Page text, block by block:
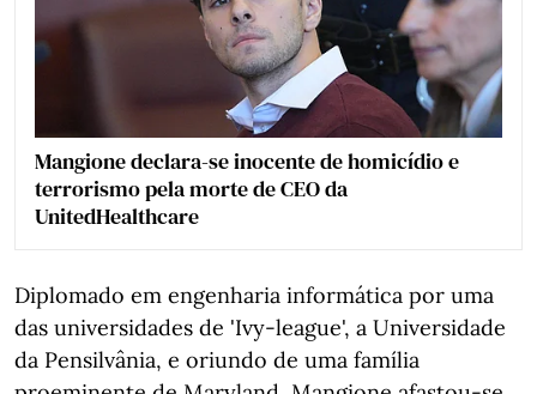
Mangione declara-se inocente de homicídio e
terrorismo pela morte de CEO da
UnitedHealthcare
Diplomado em engenharia informática por uma
das universidades de 'Ivy-league', a Universidade
da Pensilvânia, e oriundo de uma família